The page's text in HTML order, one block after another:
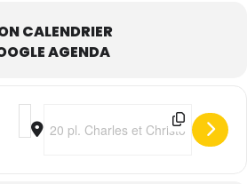
CALENDRIER
AGENDA
Address - Kiss [ozdnFzTkP]
Destination Address - Kiss